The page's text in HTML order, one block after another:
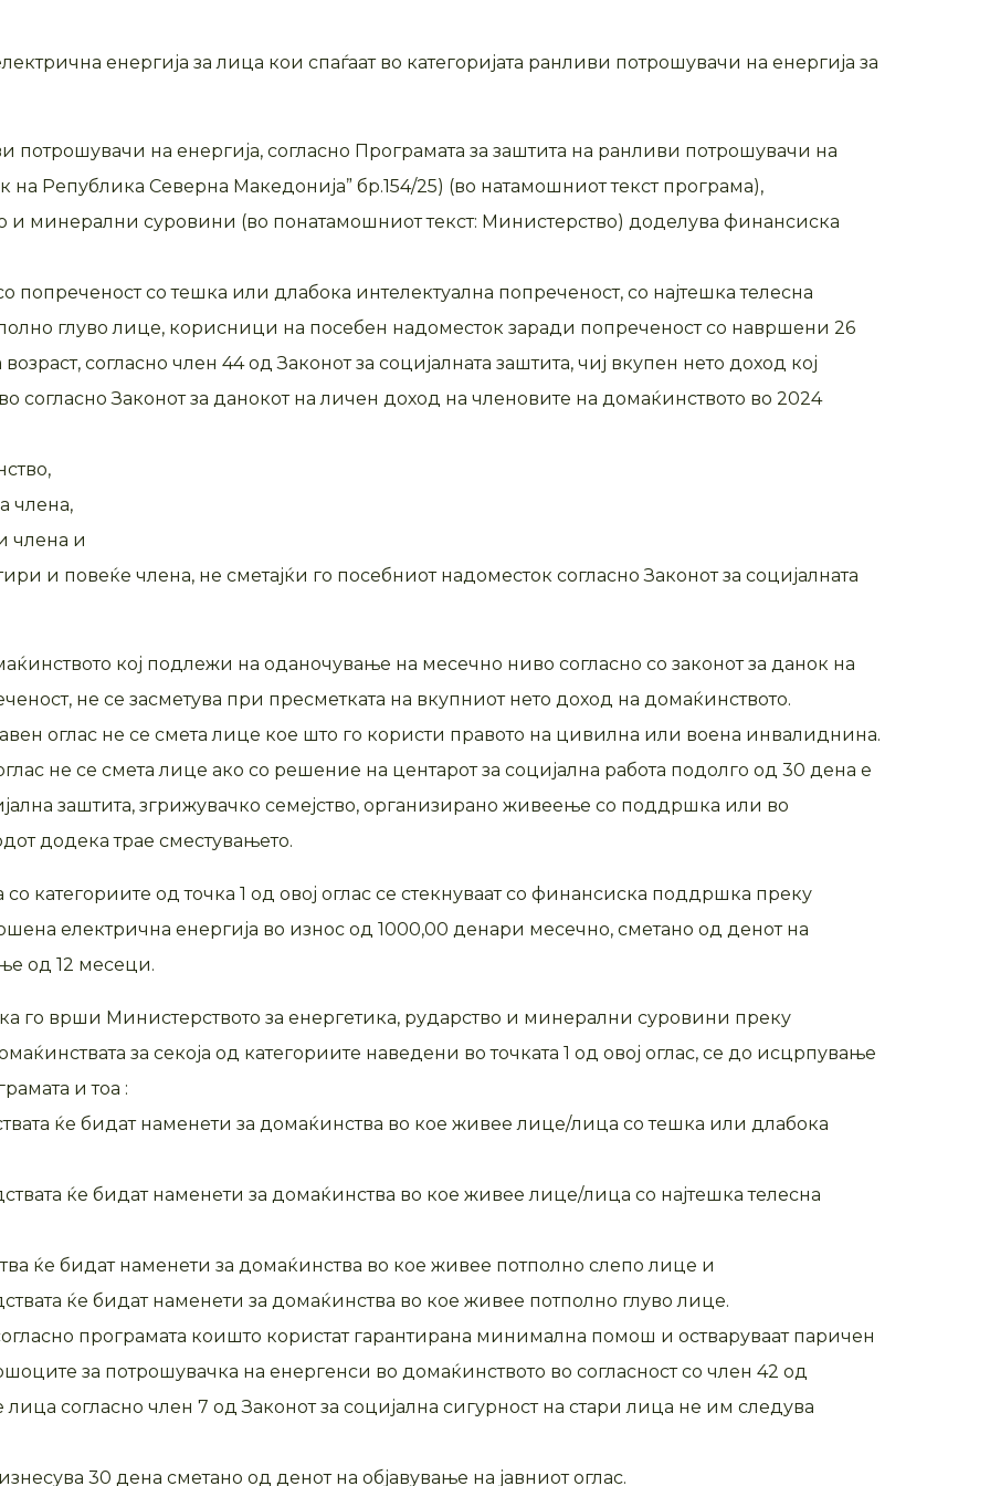
енергија за лица кои спаѓаат во категоријата ранливи потрошувачи на енергија за
потрошувачи на енергија, согласно Програмата за заштита на ранливи потрошувачи на
на Република Северна Македонија” бр.154/25) (во натамошниот текст програма),
и минерални суровини (во понатамошниот текст: Министерство) доделува финансиска
со тешка или длабока интелектуална попреченост, со најтешка телесна
глуво лице, корисници на посебен надоместок заради попреченост со навршени 26
согласно член 44 од Законот за социјалната заштита, чиј вкупен нето доход кој
Законот за данокот на личен доход на членовите на домаќинството во 2024
члена,
члена и
и повеќе члена, не сметајќи го посебниот надоместок согласно Законот за социјалната
кој подлежи на оданочување на месечно ниво согласно со законот за данок на
не се засметува при пресметката на вкупниот нето доход на домаќинството.
оглас не се смета лице кое што го користи правото на цивилна или воена инвалиднина.
не се смета лице ако со решение на центарот за социјална работа подолго од 30 дена е
заштита, згрижувачко семејство, организирано живеење со поддршка или во
додека трае сместувањето.
категориите од точка 1 од овој оглас се стекнуваат со финансиска поддршка преку
електрична енергија во износ од 1000,00 денари месечно, сметано од денот на
од 12 месеци.
го врши Министерството за енергетика, рударство и минерални суровини преку
за секоја од категориите наведени во точката 1 од овој оглас, се до исцрпување
и тоа :
ќе бидат наменети за домаќинства во кое живее лице/лица со тешка или длабока
ќе бидат наменети за домаќинства во кое живее лице/лица со најтешка телесна
ќе бидат наменети за домаќинства во кое живее потполно слепо лице и
ќе бидат наменети за домаќинства во кое живее потполно глуво лице.
програмата коишто користат гарантирана минимална помош и остваруваат паричен
за потрошувачка на енергенси во домаќинството во согласност со член 42 од
лица согласно член 7 од Законот за социјална сигурност на стари лица не им следува
30 дена сметано од денот на објавување на јавниот оглас.